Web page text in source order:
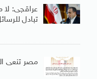
عراقجى: لا
تبادل
مصر تنعى